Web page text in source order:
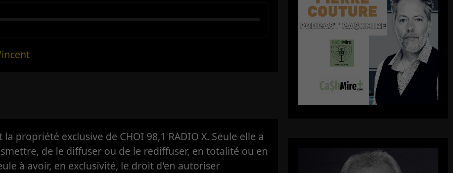
propriété exclusive de CHOI 98,1 RADIO X. Seule elle a
de le diffuser ou de le rediffuser, en totalité ou en
à avoir, en exclusivité, le droit d'en autoriser